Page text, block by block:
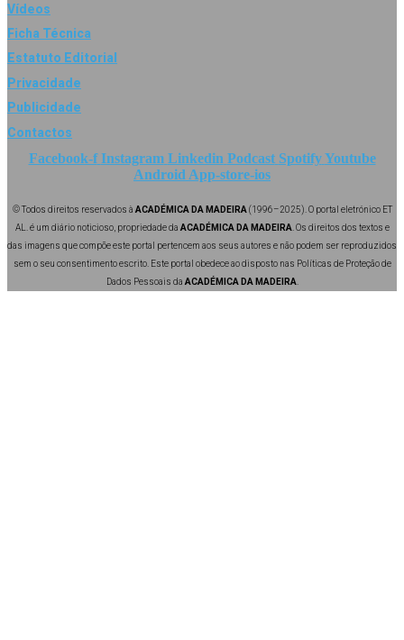
Vídeos
Ficha Técnica
Estatuto Editorial
Privacidade
Publicidade
Contactos
Facebook-f Instagram Linkedin Podcast Spotify Youtube
Android App-store-ios
© Todos direitos reservados à ACADÉMICA DA MADEIRA (1996–2025). O portal eletrónico ET
AL. é um diário noticioso, propriedade da ACADÉMICA DA MADEIRA . Os direitos dos textos e
das imagens que compõe este portal pertencem aos seus autores e não podem ser reproduzidos
sem o seu consentimento escrito. Este portal obedece ao disposto nas Políticas de Proteção de
Dados Pessoais da ACADÉMICA DA MADEIRA